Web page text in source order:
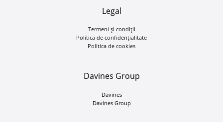
Legal
Termeni și condiții
Politica de confidențialitate
Politica de cookies
Davines Group
Davines
Davines Group